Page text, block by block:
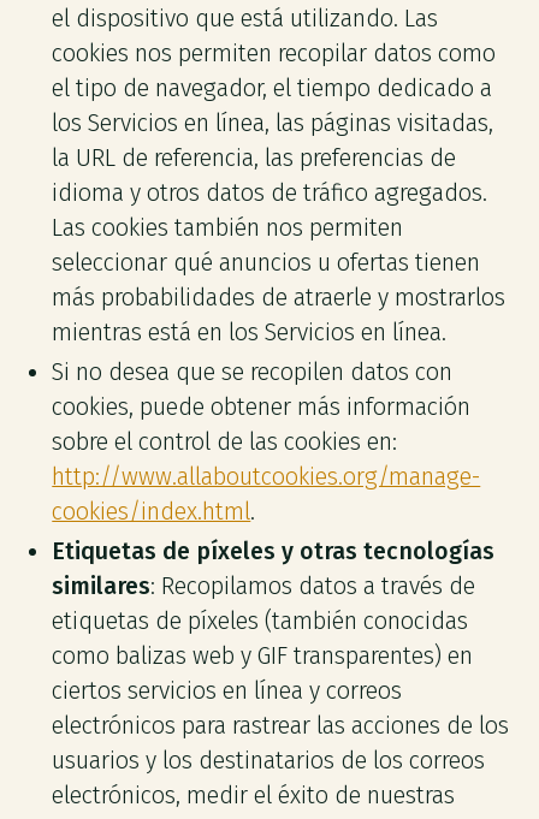
el dispositivo que está utilizando. Las
cookies nos permiten recopilar datos como
el tipo de navegador, el tiempo dedicado a
los Servicios en línea, las páginas visitadas,
la URL de referencia, las preferencias de
idioma y otros datos de tráfico agregados.
Las cookies también nos permiten
seleccionar qué anuncios u ofertas tienen
más probabilidades de atraerle y mostrarlos
mientras está en los Servicios en línea.
Si no desea que se recopilen datos con
cookies, puede obtener más información
sobre el control de las cookies en:
http://www.allaboutcookies.org/manage-
cookies/index.html.
Etiquetas de píxeles y otras tecnologías
similares: Recopilamos datos a través de
etiquetas de píxeles (también conocidas
como balizas web y GIF transparentes) en
ciertos servicios en línea y correos
electrónicos para rastrear las acciones de los
usuarios y los destinatarios de los correos
electrónicos, medir el éxito de nuestras